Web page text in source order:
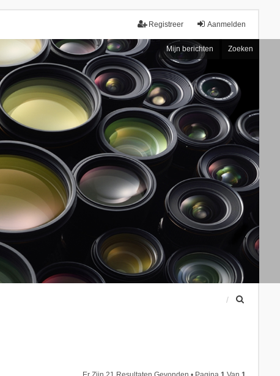
Aanmelden
Registreer
Mijn berichten Zoeken